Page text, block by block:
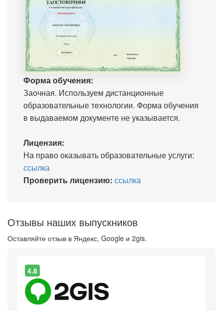
Форма обучения:
Заочная. Используем дистанционные
образовательные технологии. Форма обучения
в выдаваемом документе не указывается.
Лицензия:
На право оказывать образовательные услуги:
ссылка
Проверить лицензию: ссылка
Отзывы наших выпускников
Оставляйте отзыв в Яндекс, Google и 2gis.
4.8